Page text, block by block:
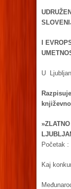
I
U
Početak :
Kaj